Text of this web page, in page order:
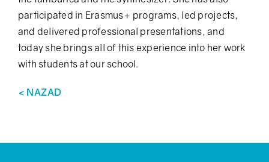
participated in Erasmus+ programs, led projects,
and delivered professional presentations, and
today she brings all of this experience into her work
with students at our school.
< NAZAD